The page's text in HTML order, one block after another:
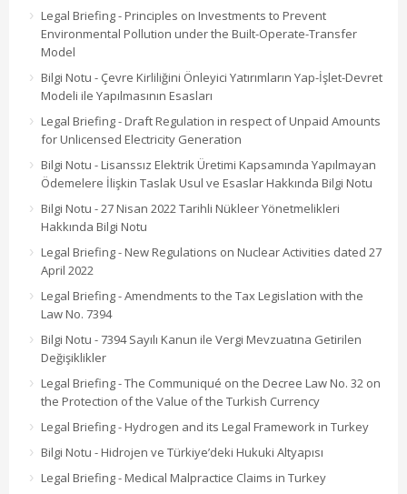
Legal Briefing - Principles on Investments to Prevent
Environmental Pollution under the Built-Operate-Transfer
Model
Bilgi Notu - Çevre Kirliliğini Önleyici Yatırımların Yap-İşlet-Devret
Modeli ile Yapılmasının Esasları
Legal Briefing - Draft Regulation in respect of Unpaid Amounts
for Unlicensed Electricity Generation
Bilgi Notu - Lisanssız Elektrik Üretimi Kapsamında Yapılmayan
Ödemelere İlişkin Taslak Usul ve Esaslar Hakkında Bilgi Notu
Bilgi Notu - 27 Nisan 2022 Tarihli Nükleer Yönetmelikleri
Hakkında Bilgi Notu
Legal Briefing - New Regulations on Nuclear Activities dated 27
April 2022
Legal Briefing - Amendments to the Tax Legislation with the
Law No. 7394
Bilgi Notu - 7394 Sayılı Kanun ile Vergi Mevzuatına Getirilen
Değişiklikler
Legal Briefing - The Communiqué on the Decree Law No. 32 on
the Protection of the Value of the Turkish Currency
Legal Briefing - Hydrogen and its Legal Framework in Turkey
Bilgi Notu - Hidrojen ve Türkiye’deki Hukuki Altyapısı
Legal Briefing - Medical Malpractice Claims in Turkey